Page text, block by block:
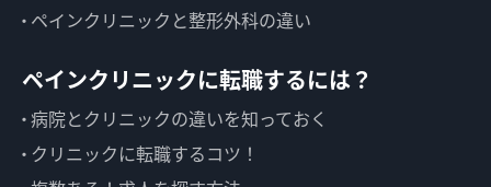
ペインクリニックと整形外科の違い
ペインクリニックに転職するには？
病院とクリニックの違いを知っておく
クリニックに転職するコツ！